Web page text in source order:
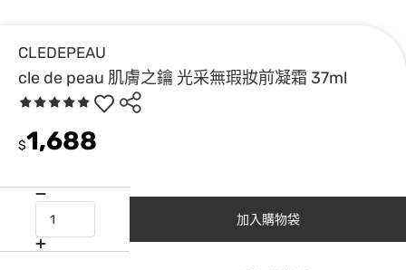
CLEDEPEAU
cle de peau 肌膚之鑰 光采無瑕妝前凝霜 37ml
$1,688
加入購物袋